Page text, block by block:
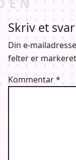
Skriv et svar
Din e-
felter er
Kommentar*